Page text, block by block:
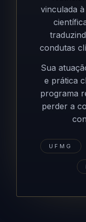
vinculada
condutas
Sua
e prática
programa
perder a
UFMG